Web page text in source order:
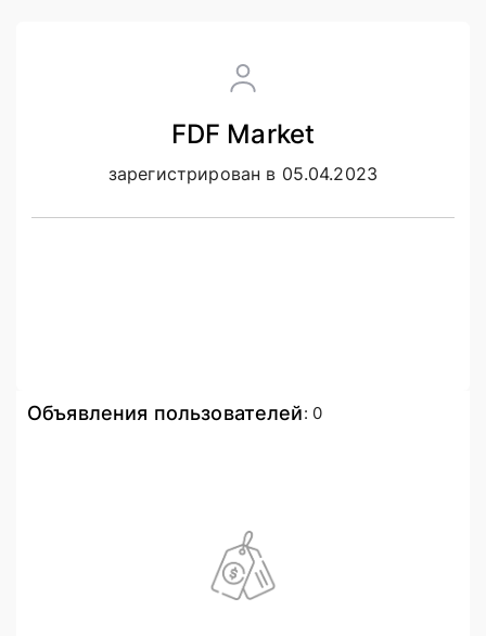
FDF Market
зарегистрирован в 05.04.2023
Объявления пользователей: 0